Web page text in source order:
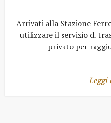
Arrivati alla Stazione
utilizzare il servizio di
privato per
Leggi